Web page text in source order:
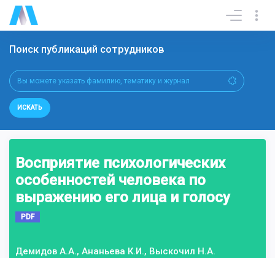
Поиск публикаций сотрудников
ИСКАТЬ
Восприятие психологических
особенностей человека по
выражению его лица и голосу
PDF
Демидов А.А., Ананьева К.И., Выскочил Н.А.